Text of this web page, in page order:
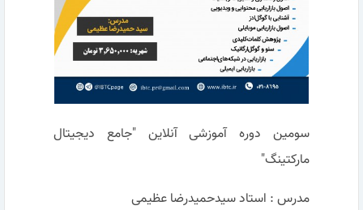
سومین دوره آموزشی آنلاین "جامع دیجیتال
مارکتینگ"
مدرس : استاد سيدحميدرضا عظيمی